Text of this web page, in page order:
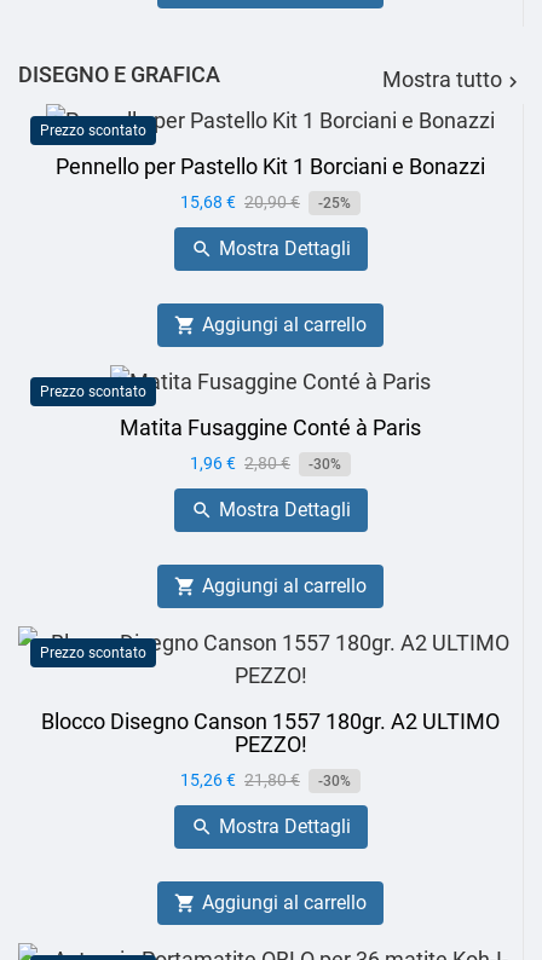
DISEGNO E GRAFICA Mostra tutto 
Prezzo scontato
Pennello per Pastello Kit 1 Borciani e Bonazzi
Prezzo
15,68 € Prezzo
base
20,90 € -25%
 Mostra Dettagli
 Aggiungi al carrello
Prezzo scontato
Matita Fusaggine Conté à Paris
Prezzo
1,96 € Prezzo
base
2,80 € -30%
 Mostra Dettagli
 Aggiungi al carrello
Prezzo scontato
Blocco Disegno Canson 1557 180gr. A2 ULTIMO
PEZZO!
Prezzo
15,26 € Prezzo
base
21,80 € -30%
 Mostra Dettagli
 Aggiungi al carrello